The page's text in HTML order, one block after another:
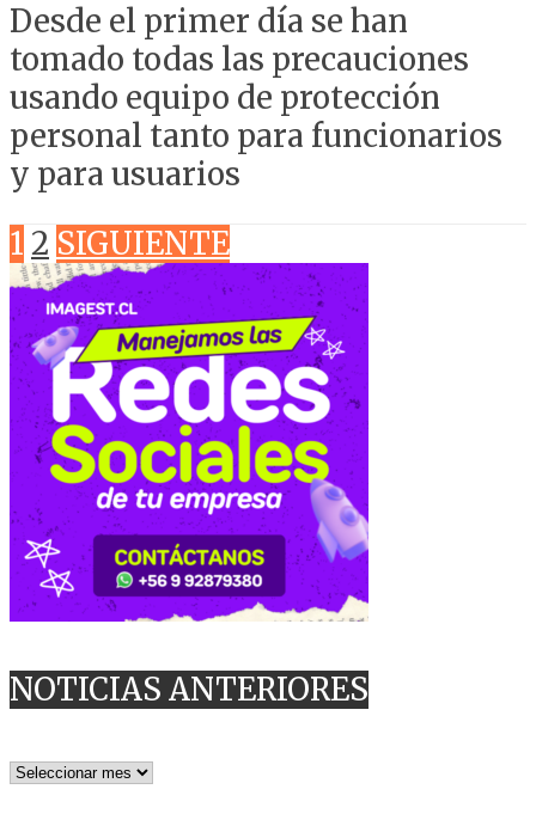
Desde el primer día se han
tomado todas las precauciones
usando equipo de protección
personal tanto para funcionarios
y para usuarios
1 2 SIGUIENTE
NOTICIAS ANTERIORES
NOTICIAS